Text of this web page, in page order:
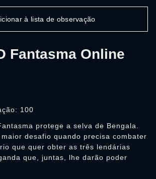
100
Fantasma Online
protege a selva de Bengala.
desafio quando precisa combater
que quer obter as três lendárias
que, juntas, lhe darão poder
à lista de observação